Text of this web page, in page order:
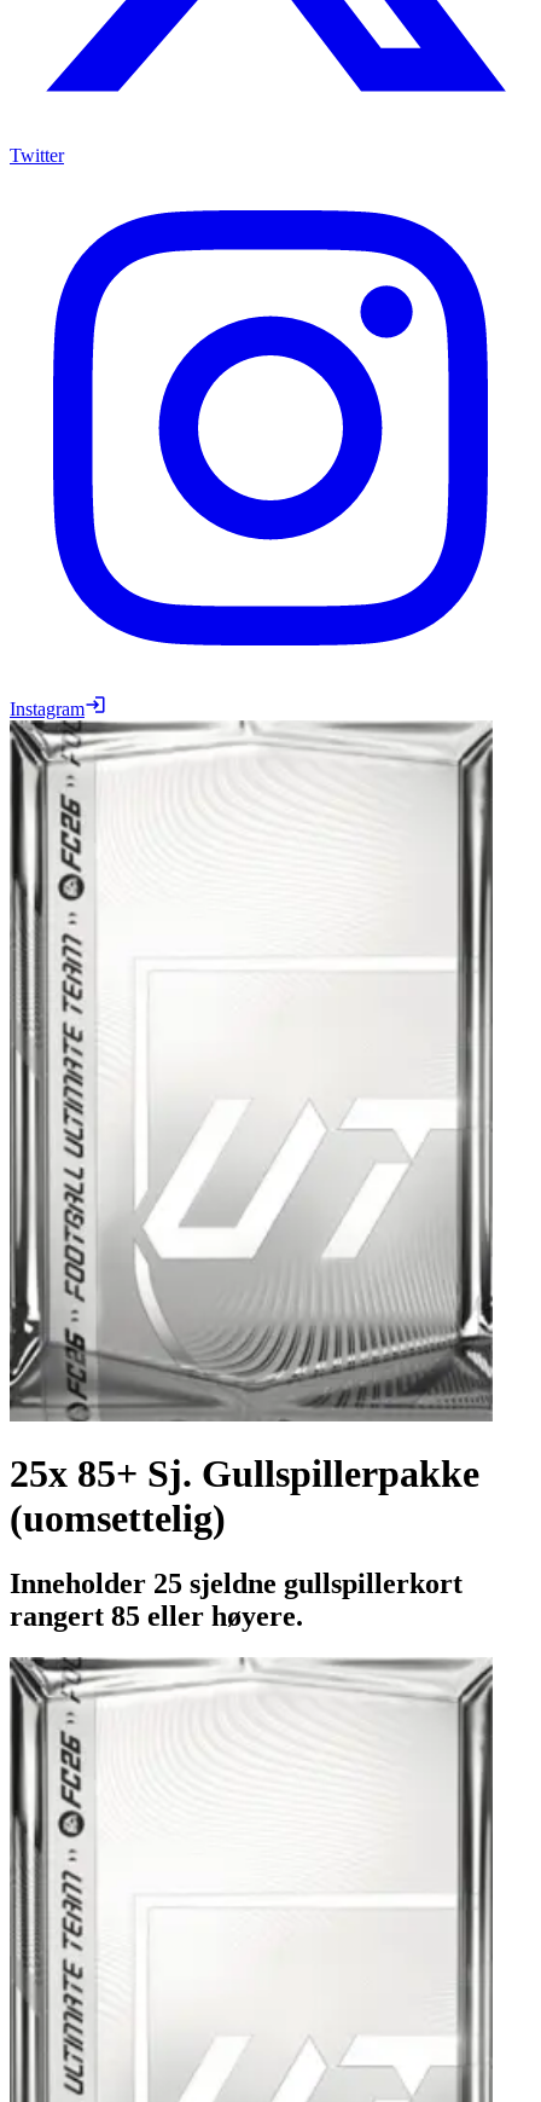
Twitter
Instagram
25x 85+ Sj. Gullspillerpakke
(uomsettelig)
Inneholder 25 sjeldne gullspillerkort
rangert 85 eller høyere.